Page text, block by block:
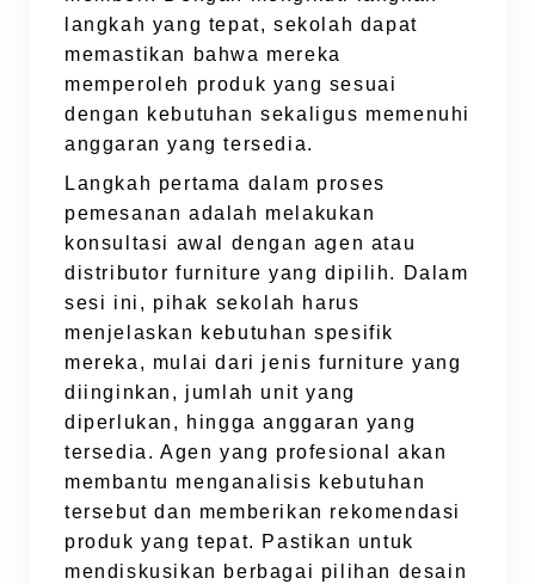
langkah yang tepat, sekolah dapat
memastikan bahwa mereka
memperoleh produk yang sesuai
dengan kebutuhan sekaligus memenuhi
anggaran yang tersedia.
Langkah pertama dalam proses
pemesanan adalah melakukan
konsultasi awal dengan agen atau
distributor furniture yang dipilih. Dalam
sesi ini, pihak sekolah harus
menjelaskan kebutuhan spesifik
mereka, mulai dari jenis furniture yang
diinginkan, jumlah unit yang
diperlukan, hingga anggaran yang
tersedia. Agen yang profesional akan
membantu menganalisis kebutuhan
tersebut dan memberikan rekomendasi
produk yang tepat. Pastikan untuk
mendiskusikan berbagai pilihan desain